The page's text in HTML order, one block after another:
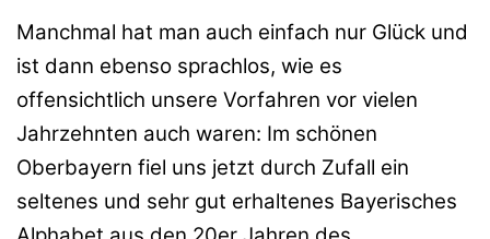
Manchmal hat man auch einfach nur Glück und
ist dann ebenso sprachlos, wie es
offensichtlich unsere Vorfahren vor vielen
Jahrzehnten auch waren: Im schönen
Oberbayern fiel uns jetzt durch Zufall ein
seltenes und sehr gut erhaltenes Bayerisches